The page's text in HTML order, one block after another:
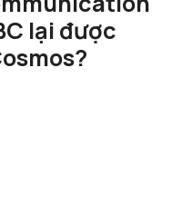
lại được